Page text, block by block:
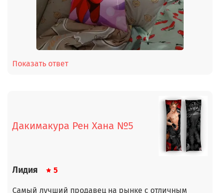
Показать ответ
Дакимакура Рен Хана №5
Лидия 5
Самый лучший продавец на рынке с отличным